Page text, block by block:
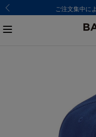
ご注文集中に